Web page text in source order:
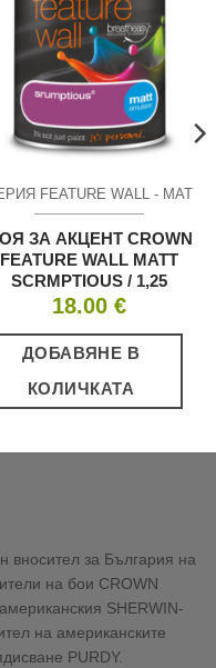
FEATURE WALL - МАТ
ЗА АКЦЕНТ CROWN
FEATURE WALL MATT
SCRMPTIOUS / 1,25
18.00 €
ДОБАВЯНЕ В
КОЛИЧКАТА
за България на
на бои CROWN
SHERWIN-
на американските
PURDY.